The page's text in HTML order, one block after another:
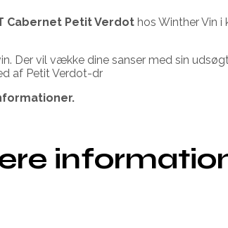
Cabernet Petit Verdot hos Winther Vin i
Der vil vække dine sanser med sin
af Petit Verdot-dr